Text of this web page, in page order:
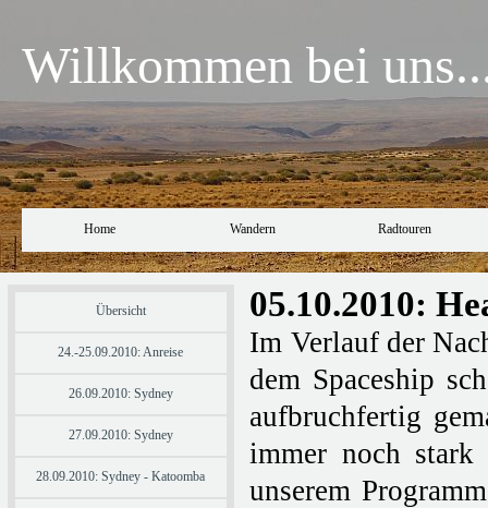
Home Wandern Radtouren
Willkommen bei
Übersicht
24.-25.09.2010: Anreise
26.09.2010: Sydney
27.09.2010: Sydney
28.09.2010: Sydney - Katoomba
05.10.2010:
Im Verlauf der
dem Spaceship
aufbruchfertig
immer noch
unserem